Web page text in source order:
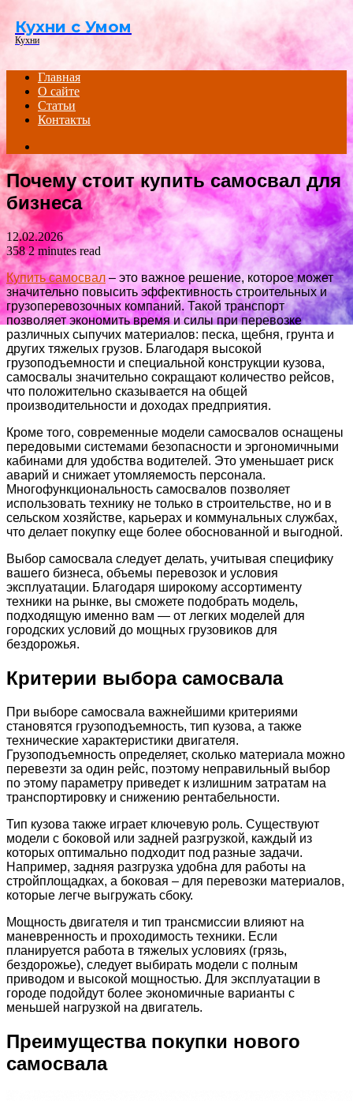
Кухни с Умом
Кухни
Главная
О сайте
Статьи
Контакты
for
Почему стоит купить самосвал для
бизнеса
12.02.2026
3582 minutes read
Купить самосвал– это важное решение, которое может
значительно повысить эффективность строительных и
грузоперевозочных компаний. Такой транспорт
позволяет экономить время и силы при перевозке
различных сыпучих материалов: песка, щебня, грунта и
других тяжелых грузов. Благодаря высокой
грузоподъемности и специальной конструкции кузова,
самосвалы значительно сокращают количество рейсов,
что положительно сказывается на общей
производительности и доходах предприятия.
Кроме того, современные модели самосвалов оснащены
передовыми системами безопасности и эргономичными
кабинами для удобства водителей. Это уменьшает риск
аварий и снижает утомляемость персонала.
Многофункциональность самосвалов позволяет
использовать технику не только в строительстве, но и в
сельском хозяйстве, карьерах и коммунальных службах,
что делает покупку еще более обоснованной и выгодной.
Выбор самосвала следует делать, учитывая специфику
вашего бизнеса, объемы перевозок и условия
эксплуатации. Благодаря широкому ассортименту
техники на рынке, вы сможете подобрать модель,
подходящую именно вам — от легких моделей для
городских условий до мощных грузовиков для
бездорожья.
Критерии выбора самосвала
При выборе самосвала важнейшими критериями
становятся грузоподъемность, тип кузова, а также
технические характеристики двигателя.
Грузоподъемность определяет, сколько материала можно
перевезти за один рейс, поэтому неправильный выбор
по этому параметру приведет к излишним затратам на
транспортировку и снижению рентабельности.
Тип кузова также играет ключевую роль. Существуют
модели с боковой или задней разгрузкой, каждый из
которых оптимально подходит под разные задачи.
Например, задняя разгрузка удобна для работы на
стройплощадках, а боковая – для перевозки материалов,
которые легче выгружать сбоку.
Мощность двигателя и тип трансмиссии влияют на
маневренность и проходимость техники. Если
планируется работа в тяжелых условиях (грязь,
бездорожье), следует выбирать модели с полным
приводом и высокой мощностью. Для эксплуатации в
городе подойдут более экономичные варианты с
меньшей нагрузкой на двигатель.
Преимущества покупки нового
самосвала